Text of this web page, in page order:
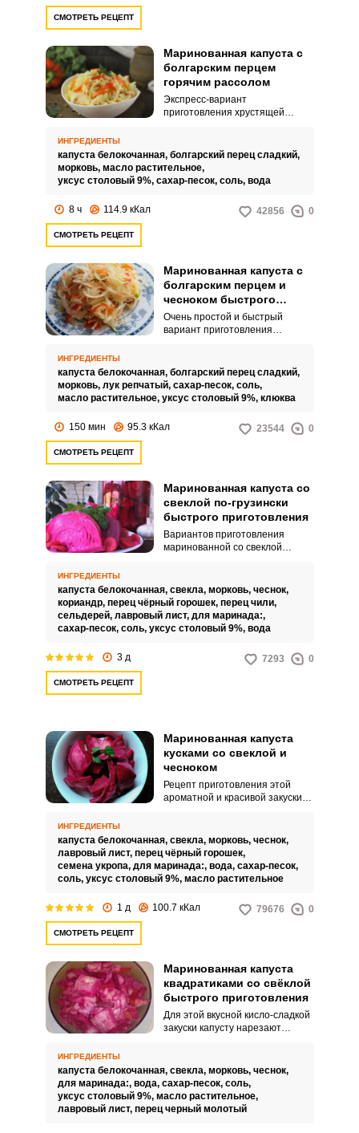
СМОТРЕТЬ РЕЦЕПТ
Маринованная капуста с
болгарским перцем
горячим рассолом
Экспресс-вариант
приготовления хрустящей
ведь такая капуста готова уже
на следующий день. В отличие
от квашения, время
получается очень насыщенной,
ИНГРЕДИЕНТЫ
капуста белокочанная, болгарский перец сладкий,
морковь, масло растительное,
уксус столовый 9%, сахар-песок, соль, вода
8 ч 114.9 кКал 42856 0
СМОТРЕТЬ РЕЦЕПТ
Маринованная капуста с
болгарским перцем и
чесноком быстрого
приготовления
Очень простой и быстрый
вариант приготовления
овощными добавками буквально
за несколько часов. Если
следовать всем шагам,
хрустящая и ароматная
ИНГРЕДИЕНТЫ
капуста белокочанная, болгарский перец сладкий,
морковь, лук репчатый, сахар-песок, соль,
масло растительное, уксус столовый 9%, клюква
150 мин 95.3 кКал 23544 0
СМОТРЕТЬ РЕЦЕПТ
Маринованная капуста со
свеклой по-грузински
быстрого приготовления
Вариантов приготовления
маринованной со свеклой
любимый. В этом рецепте вам
предлагается приготовить
капусту острой и вкусной.
ИНГРЕДИЕНТЫ
капуста белокочанная, свекла, морковь, чеснок,
кориандр, перец чёрный горошек, перец чили,
сельдерей, лавровый лист, для маринада:,
сахар-песок, соль, уксус столовый 9%, вода
3 д 7293 0
СМОТРЕТЬ РЕЦЕПТ
Маринованная капуста
кусками со свеклой и
чесноком
Рецепт приготовления этой
ароматной и красивой закуски
горячего маринада позволяет в
кратчайший, в сравнении с
квашеной капустой, срок
поставить готовую закуску на
ИНГРЕДИЕНТЫ
капуста белокочанная, свекла, морковь, чеснок,
лавровый лист, перец чёрный горошек,
семена укропа, для маринада:, вода, сахар-песок,
соль, уксус столовый 9%, масло растительное
1 д 100.7 кКал 79676 0
СМОТРЕТЬ РЕЦЕПТ
Маринованная капуста
квадратиками со свёклой
быстрого приготовления
Для этой вкусной кисло-сладкой
закуски капусту нарезают
красивого розового цвета,
похожими на листы цветка,
поэтому такую капусту
называют по-украински
ИНГРЕДИЕНТЫ
капуста белокочанная, свекла, морковь, чеснок,
для маринада:, вода, сахар-песок, соль,
уксус столовый 9%, масло растительное,
лавровый лист, перец черный молотый